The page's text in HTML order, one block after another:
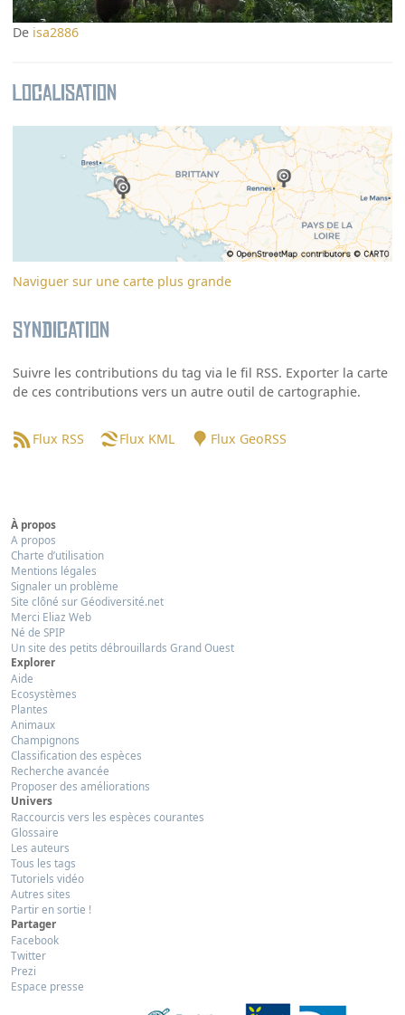
De isa2886
Localisation
Naviguer sur une carte plus grande
Syndication
Suivre les contributions du tag via le fil RSS. Exporter la carte
de ces contributions vers un autre outil de cartographie.
Flux RSS Flux KML Flux GeoRSS
À propos
A propos
Charte d’utilisation
Mentions légales
Signaler un problème
Site clôné sur Géodiversité.net
Merci Eliaz Web
Né de SPIP
Un site des petits débrouillards Grand Ouest
Explorer
Aide
Ecosystèmes
Plantes
Animaux
Champignons
Classification des espèces
Recherche avancée
Proposer des améliorations
Univers
Raccourcis vers les espèces courantes
Glossaire
Les auteurs
Tous les tags
Tutoriels vidéo
Autres sites
Partir en sortie !
Partager
Facebook
Twitter
Prezi
Espace presse